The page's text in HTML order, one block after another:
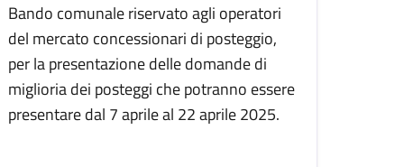
Bando comunale riservato agli operatori
del mercato concessionari di posteggio,
per la presentazione delle domande di
miglioria dei posteggi che potranno essere
presentare dal 7 aprile al 22 aprile 2025.